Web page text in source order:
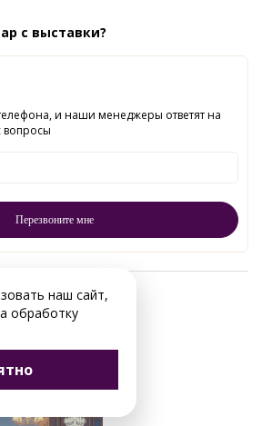
с выставки?
и наши менеджеры ответят на
вопросы
блоге:
наш сайт,
обработку